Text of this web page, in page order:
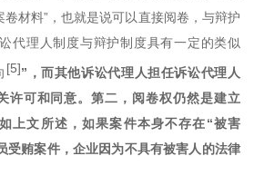
卷材料”，也就是说可以直接阅卷，与辩护
代理人制度与辩护制度具有一定的类似
[5]”，而其他诉讼代理人担任诉讼代理人
许可和同意。第二，阅卷权仍然是建立
上文所述，如果案件本身不存在“被害
受贿案件，企业因为不具有被害人的法律